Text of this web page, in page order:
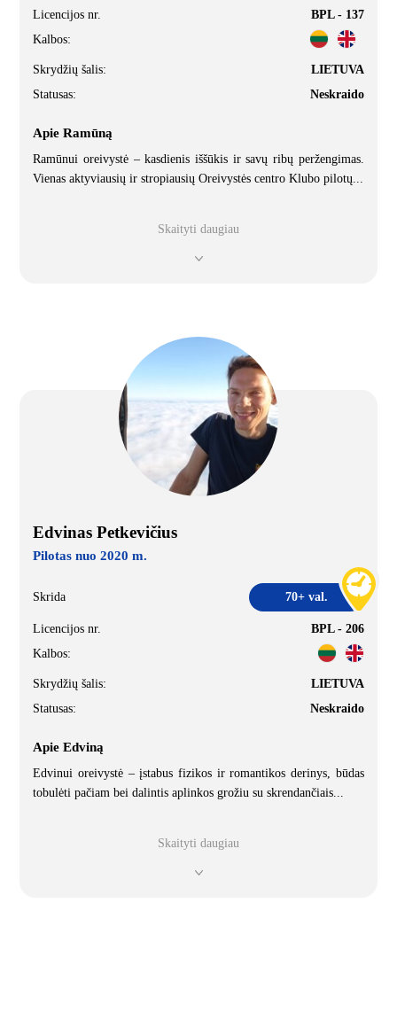
Licencijos nr.
BPL - 137
Kalbos:
Skrydžių šalis:
LIETUVA
Statusas:
Neskraido
Apie Ramūną
Ramūnui oreivystė – kasdienis iššūkis ir savų ribų peržengimas.
Vienas aktyviausių ir stropiausių Oreivystės centro Klubo pilotų...
Skaityti daugiau
Edvinas Petkevičius
Pilotas nuo 2020 m.
Skrida 70+ val.
Licencijos nr.
BPL - 206
Kalbos:
Skrydžių šalis:
LIETUVA
Statusas:
Neskraido
Apie Edviną
Edvinui oreivystė – įstabus fizikos ir romantikos derinys, būdas
tobulėti pačiam bei dalintis aplinkos grožiu su skrendančiais...
Skaityti daugiau